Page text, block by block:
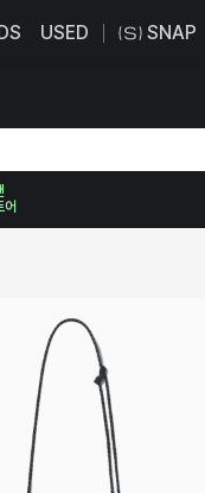
USED SNAP
어